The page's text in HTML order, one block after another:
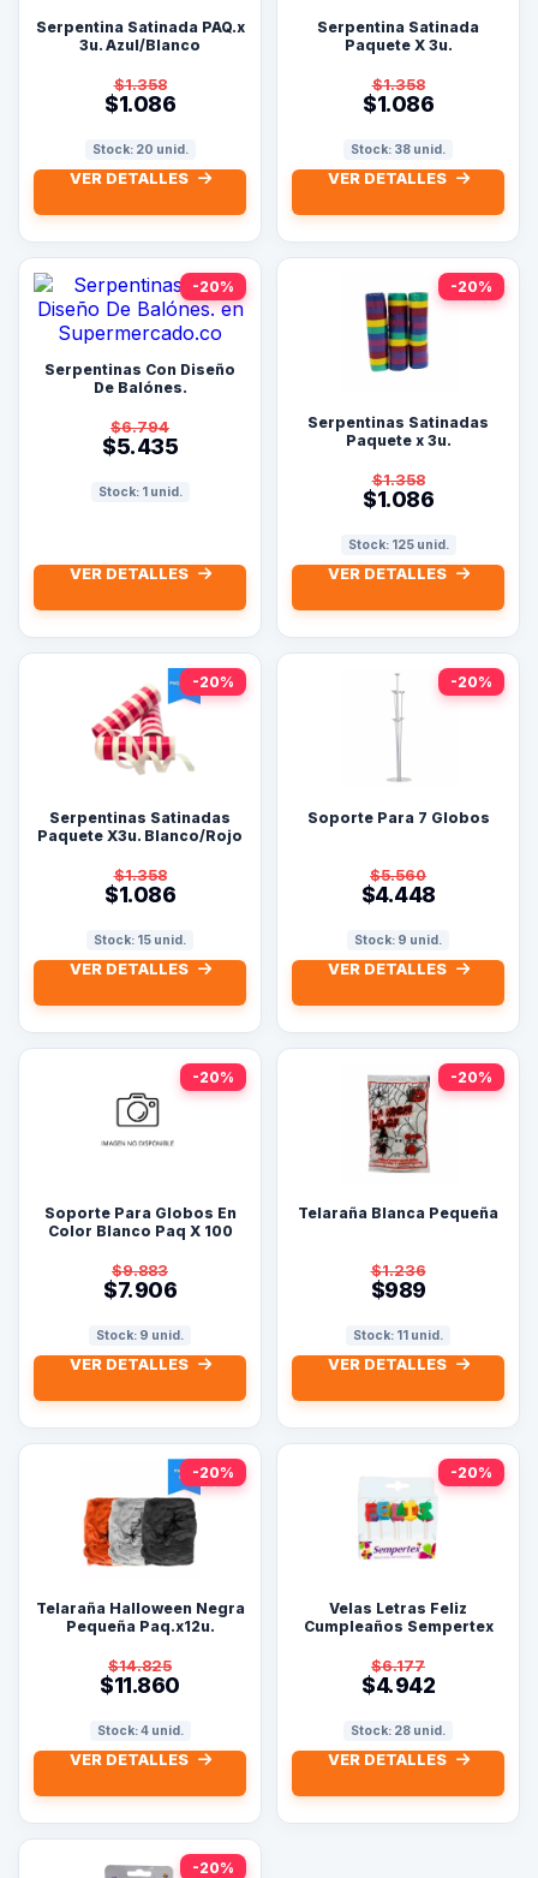
Serpentina Satinada PAQ.x
3u. Azul/Blanco
$1.358
$1.086
Stock: 20 unid.
VER DETALLES
Serpentina Satinada
Paquete X 3u.
$1.358
$1.086
Stock: 38 unid.
VER DETALLES
-20%
Serpentinas Con Diseño
De Balónes.
$6.794
$5.435
Stock: 1 unid.
VER DETALLES
-20%
Serpentinas Satinadas
Paquete x 3u.
$1.358
$1.086
Stock: 125 unid.
VER DETALLES
-20%
Serpentinas Satinadas
Paquete X3u. Blanco/Rojo
$1.358
$1.086
Stock: 15 unid.
VER DETALLES
-20%
Soporte Para 7 Globos
$5.560
$4.448
Stock: 9 unid.
VER DETALLES
-20%
Soporte Para Globos En
Color Blanco Paq X 100
$9.883
$7.906
Stock: 9 unid.
VER DETALLES
-20%
Telaraña Blanca Pequeña
$1.236
$989
Stock: 11 unid.
VER DETALLES
-20%
Telaraña Halloween Negra
Pequeña Paq.x12u.
$14.825
$11.860
Stock: 4 unid.
VER DETALLES
-20%
Velas Letras Feliz
Cumpleaños Sempertex
$6.177
$4.942
Stock: 28 unid.
VER DETALLES
-20%